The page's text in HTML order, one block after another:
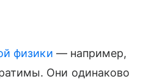
физики — например,
Они одинаково